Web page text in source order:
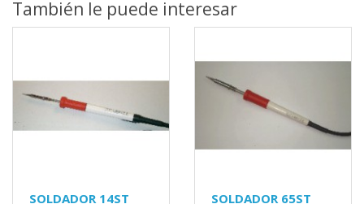
También le puede interesar
SOLDADOR 14ST
SOLDADOR 65ST